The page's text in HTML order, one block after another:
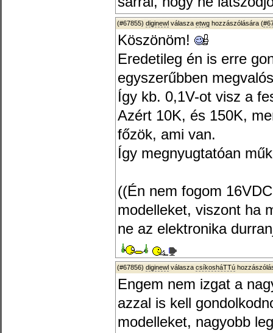
(#67855) diginewl válasza etwg hozzászólására (
Köszönöm!
Eredetileg én is erre
egyszerűbben
Így kb. 0,1V-ot visz a
Azért 10K, és 150K,
főzök, ami van.
Így megnyugtatóan
((Én nem fogom
modelleket, viszont ha
ne az elektronika
(#67856) diginewl válasza csíkosháTTú
Engem nem izgat a
azzal is kell
modelleket, nagyobb